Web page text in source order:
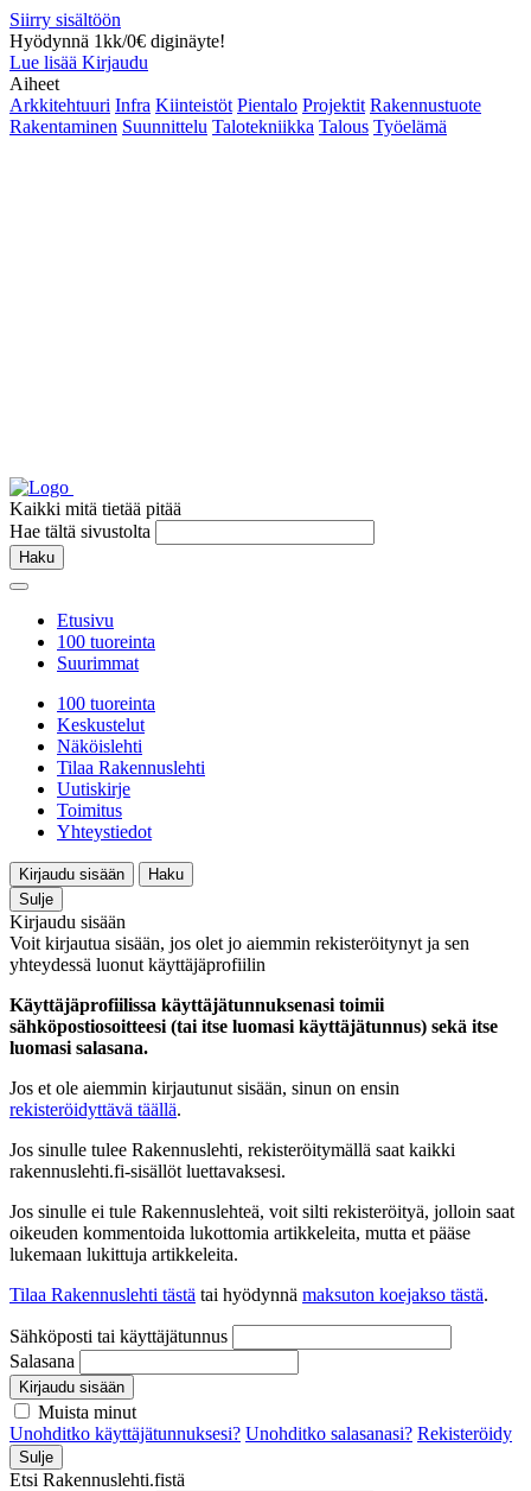
Siirry sisältöön
Hyödynnä 1kk/0€ diginäyte!
Lue lisää Kirjaudu
Aiheet
Arkkitehtuuri Infra Kiinteistöt Pientalo Projektit Rakennustuote
Rakentaminen Suunnittelu Talotekniikka Talous Työelämä
Kaikki mitä tietää pitää
Hae tältä sivustolta
Haku
Etusivu
100 tuoreinta
Suurimmat
100 tuoreinta
Keskustelut
Näköislehti
Tilaa Rakennuslehti
Uutiskirje
Toimitus
Yhteystiedot
Kirjaudu sisään
Haku
Sulje
Kirjaudu sisään
Voit kirjautua sisään, jos olet jo aiemmin rekisteröitynyt ja sen
yhteydessä luonut käyttäjäprofiilin
Käyttäjäprofiilissa käyttäjätunnuksenasi toimii
sähköpostiosoitteesi (tai itse luomasi käyttäjätunnus) sekä itse
luomasi salasana.
Jos et ole aiemmin kirjautunut sisään, sinun on ensin
rekisteröidyttävä täällä.
Jos sinulle tulee Rakennuslehti, rekisteröitymällä saat kaikki
rakennuslehti.fi-sisällöt luettavaksesi.
Jos sinulle ei tule Rakennuslehteä, voit silti rekisteröityä, jolloin saat
oikeuden kommentoida lukottomia artikkeleita, mutta et pääse
lukemaan lukittuja artikkeleita.
Tilaa Rakennuslehti tästä tai hyödynnä maksuton koejakso tästä.
Sähköposti tai käyttäjätunnus
Salasana
Kirjaudu sisään
Muista minut
Unohditko käyttäjätunnuksesi? Unohditko salasanasi? Rekisteröidy
Sulje
Etsi Rakennuslehti.fistä